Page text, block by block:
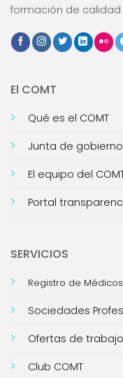
formación de
El COMT
Qué es el COMT
Junta de gobierno
El equipo del
Portal
SERVICIOS
Registro de Médicos
Sociedades
Ofertas de trabajo
Club COMT